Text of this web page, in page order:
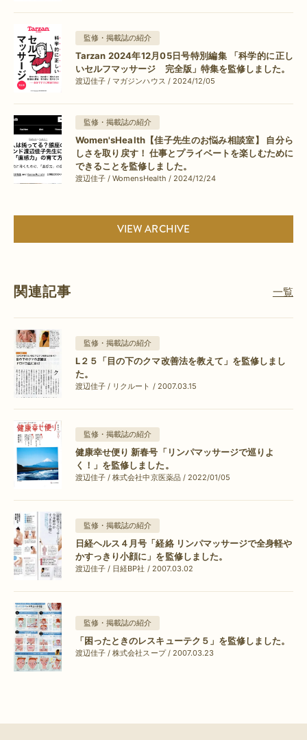
監修・掲載誌の紹介
Tarzan 2024年12月05日号特別編集 「科学的に正し
いセルフマッサージ 完全版」特集を監修しました。
渡辺佳子 / マガジンハウス / 2024/12/05
監修・掲載誌の紹介
Women'sHealth【佳子先生のお悩み相談室】 自分ら
しさを取り戻す！ 仕事とプライベートを楽しむために
できることを監修しました。
渡辺佳子 / WomensHealth / 2024/12/24
VIEW ARCHIVE
関連記事 一覧
監修・掲載誌の紹介
L２５「目の下のクマ改善法を教えて」を監修しまし
た。
渡辺佳子 / リクルート / 2007.03.15
監修・掲載誌の紹介
健康幸せ便り 新春号「リンパマッサージで巡りよ
く！」を監修しました。
渡辺佳子 / 株式会社中京医薬品 / 2022/01/05
監修・掲載誌の紹介
日経ヘルス４月号「経絡 リンパマッサージで全身軽や
かすっきり小顔に」を監修しました。
渡辺佳子 / 日経BP社 / 2007.03.02
監修・掲載誌の紹介
「困ったときのレスキューテク５」を監修しました。
渡辺佳子 / 株式会社スープ / 2007.03.23